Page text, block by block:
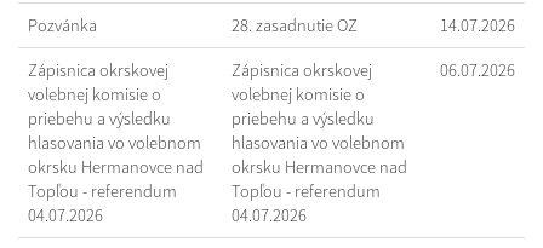
Pozvánka 28. zasadnutie OZ 14.07.2026
Zápisnica okrskovej
volebnej komisie o
priebehu a výsledku
hlasovania vo volebnom
okrsku Hermanovce nad
Topľou - referendum
04.07.2026
Zápisnica okrskovej
volebnej komisie o
priebehu a výsledku
hlasovania vo volebnom
okrsku Hermanovce nad
Topľou - referendum
04.07.2026
06.07.2026